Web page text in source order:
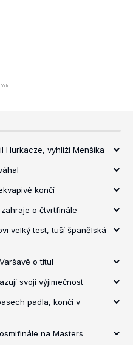
Hurkacze, vyhlíží Menšíka
končí
o čtvrtfinále
velký test, tuší španělská
o titul
svoji výjimečnost
padla, končí v
na Masters